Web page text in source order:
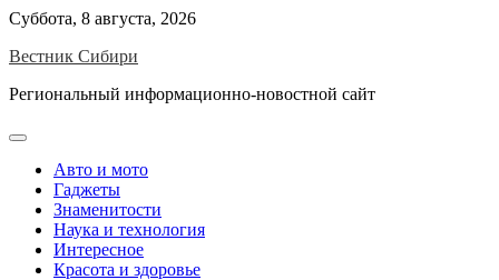
Skip
content
Суббота, 8 августа, 2026
Вестник Сибири
Региональный информационно-новостной сайт
Авто и мото
Гаджеты
Знаменитости
Наука и технология
Интересное
Красота и здоровье